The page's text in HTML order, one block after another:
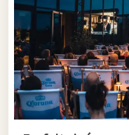
Mercredi 26 août 2026
18h30 – Mamma
21h30 – Pirates
Pearl
Billets